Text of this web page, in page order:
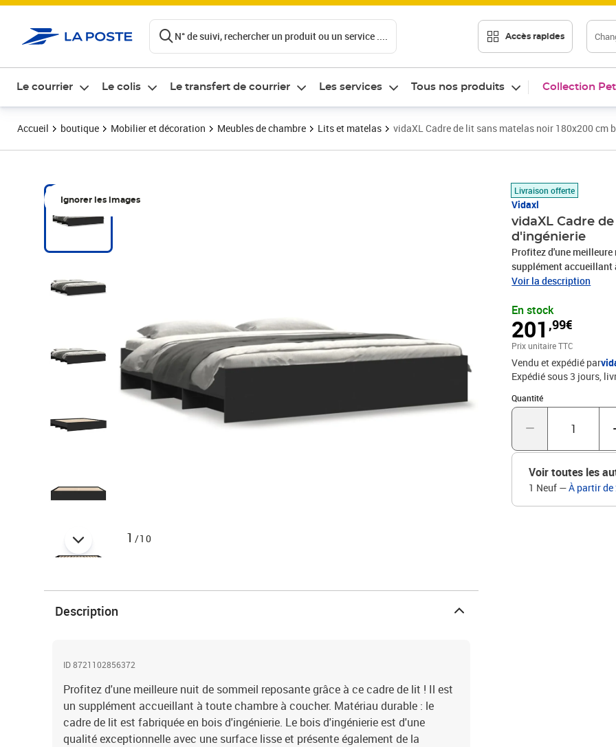
N° de suivi, rechercher un produit ou un service .... Accès rapides
Le courrier Le colis Le transfert de courrier Les services Tous nos produits Collection
Accueil boutique Mobilier et décoration Meubles de chambre Lits et matelas vidaXL Cadre de lit sans matelas noir 180x200 cm
Ignorer les images
1 /10
Livraison offerte
Vidaxl
vidaXL Cadre
d'ingénierie
Profitez d'une meilleure
supplément accueillant
est fabriquée en bois
résistance à
équipé d'un sommier à
matelas.Fonction de
garder vos magazines,
savoir :Un matelas
matelas. Vous pouvez
assorti.Couleur :
compartiment
correspondant : 180 x
Voir la description
En stock
201,99€
Prix 201,99€
Prix unitaire TTC
Vendu et expédié par
Expédié sous 3 jours
Quantité
Quantité : 1
Voir toutes les
1 Neuf —À partir de
Description
ID 8721102856372
Profitez d'une meilleure nuit de sommeil reposante grâce à ce cadre de lit ! Il est
un supplément accueillant à toute chambre à coucher. Matériau durable : le
cadre de lit est fabriquée en bois d'ingénierie. Le bois d'ingénierie est d'une
qualité exceptionnelle avec une surface lisse et présente également de la